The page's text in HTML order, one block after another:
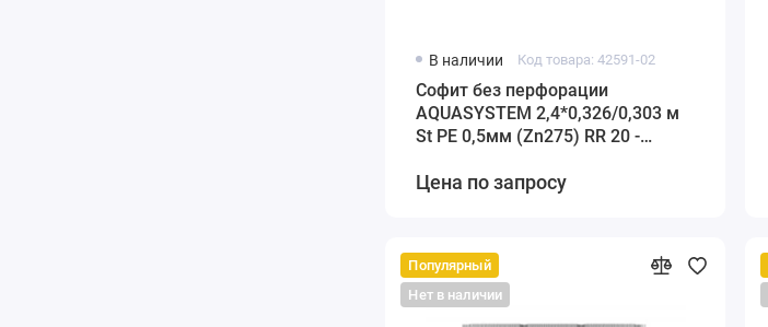
В наличии Код товара: 42591-02
Софит без перфорации
AQUASYSTEM 2,4*0,326/0,303 м
St PE 0,5мм (Zn275) RR 20 -
Цена по запросу
Популярный
Нет в наличии